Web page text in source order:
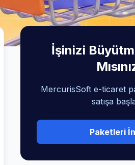
İşinizi
MercurisSoft e-ticaret
satışa
Paketleri